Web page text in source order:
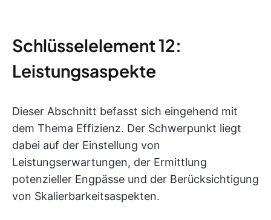
Schlüsselelement 12:
Leistungsaspekte
Dieser Abschnitt befasst sich eingehend mit
dem Thema Effizienz. Der Schwerpunkt liegt
dabei auf der Einstellung von
Leistungserwartungen, der Ermittlung
potenzieller Engpässe und der Berücksichtigung
von Skalierbarkeitsaspekten.